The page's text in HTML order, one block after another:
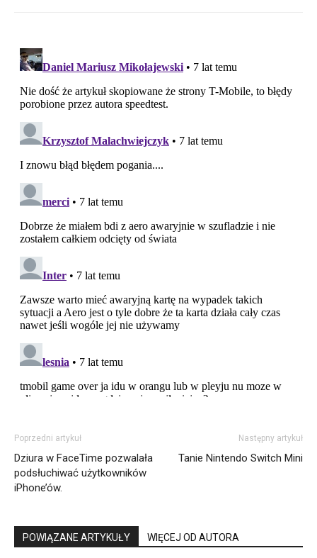
Poprzedni artykuł
Dziura w FaceTime pozwalała
podsłuchiwać użytkowników
iPhone’ów.
Następny artykuł
Tanie Nintendo Switch Mini
POWIĄZANE ARTYKUŁY WIĘCEJ OD AUTORA